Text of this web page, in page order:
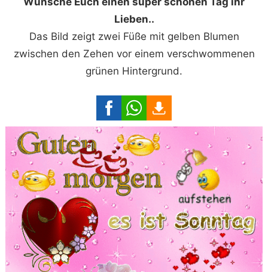
Lieben..
Das Bild zeigt zwei Füße mit gelben Blumen
zwischen den Zehen vor einem verschwommenen
grünen Hintergrund.